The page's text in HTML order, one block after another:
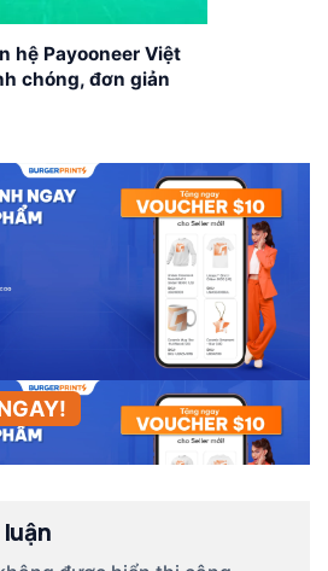
hệ Payooneer Việt
chóng, đơn giản